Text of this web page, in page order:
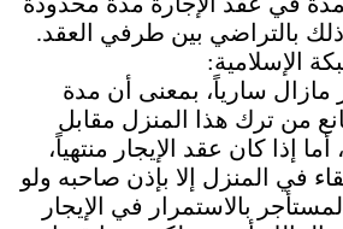
بالتراضي بين طرفي العقد.
الإسلامية:
مازال سارياً، بمعنى أن مدة
مانع من ترك هذا المنزل مقابل
إذا كان عقد الإيجار منتهياً،
في المنزل إلا بإذن صاحبه ولو
بالاستمرار في الإيجار